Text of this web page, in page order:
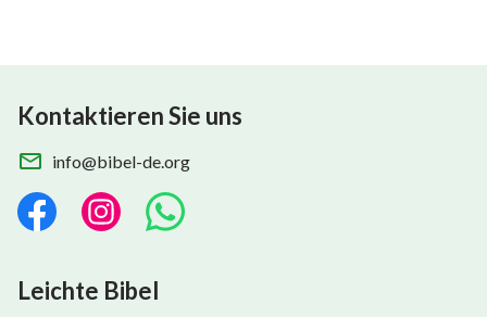
Kontaktieren Sie uns
info@bibel-de.org
Leichte Bibel